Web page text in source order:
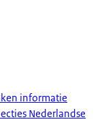
informatie
Nederlandse